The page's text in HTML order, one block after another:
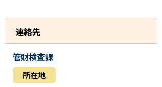
連絡先
管財検査課
所在地